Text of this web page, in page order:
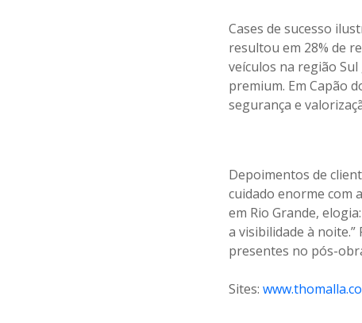
Cases de sucesso
resultou em 28% de
veículos na região
premium. Em Capão
segurança e
Depoimentos de
cuidado enorme com
em Rio Grande,
a visibilidade à
presentes no pós-
Sites: